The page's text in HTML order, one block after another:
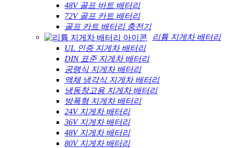
48V 골프 바트 배터리
72V 골프 카트 배터리
골프 카트 배터리 충전기
리튬 지게차 배터리
UL 인증 지게차 배터리
DIN 표준 지게차 배터리
공랭식 지게차 배터리
액체 냉각식 지게차 배터리
냉동창고용 지게차 배터리
방폭형 지게차 배터리
24V 지게차 배터리
36V 지게차 배터리
48V 지게차 배터리
80V 지게차 배터리